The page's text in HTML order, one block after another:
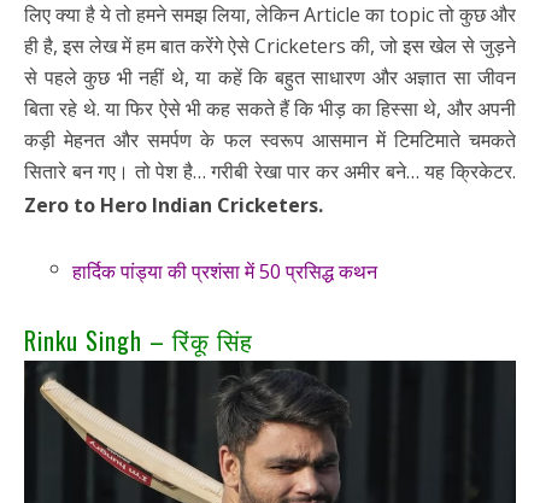
लिए क्या है ये तो हमने समझ लिया, लेकिन Article का topic तो कुछ और
ही है, इस लेख में हम बात करेंगे ऐसे Cricketers की, जो इस खेल से जुड़ने
से पहले कुछ भी नहीं थे, या कहें कि बहुत साधारण और अज्ञात सा जीवन
बिता रहे थे. या फिर ऐसे भी कह सकते हैं कि भीड़ का हिस्सा थे, और अपनी
कड़ी मेहनत और समर्पण के फल स्वरूप आसमान में टिमटिमाते चमकते
सितारे बन गए। तो पेश है… गरीबी रेखा पार कर अमीर बने… यह क्रिकेटर.
Zero to Hero Indian Cricketers.
हार्दिक पांड्या की प्रशंसा में 50 प्रसिद्ध कथन
Rinku Singh – रिंकू सिंह